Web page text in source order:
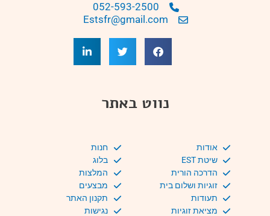
052-593-2500
Estsfr@gmail.com
נווט באתר
אודות
שיטת EST
הדרכה הורית
זוגיות ושלום בית
תעודות
מציאת זוגיות
חנות
בלוג
המלצות
מבצעים
תקנון האתר
נגישות